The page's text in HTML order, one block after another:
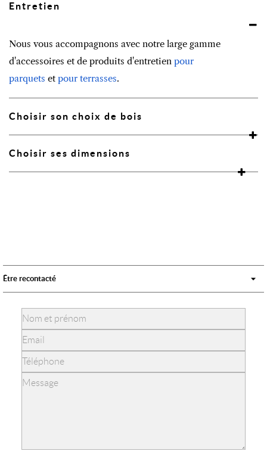
Entretien
Nous vous accompagnons avec notre large gamme
d'accessoires et de produits d'entretien pour
parquets et pour terrasses.
Choisir son choix de bois
Choisir ses dimensions